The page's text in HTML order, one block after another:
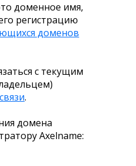
доменное имя,
регистрацию
доменов
с текущим
.
домена
Axelname: